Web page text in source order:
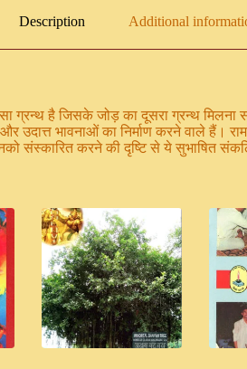
Description Additional
ग्रन्थ है जिसके जोड़ का दूसरा ग्रन्थ मिलना
उदात्त भावनाओं का निर्माण करने वाले हैं।
संस्कारित करने की दृष्टि से ये सुभाषित